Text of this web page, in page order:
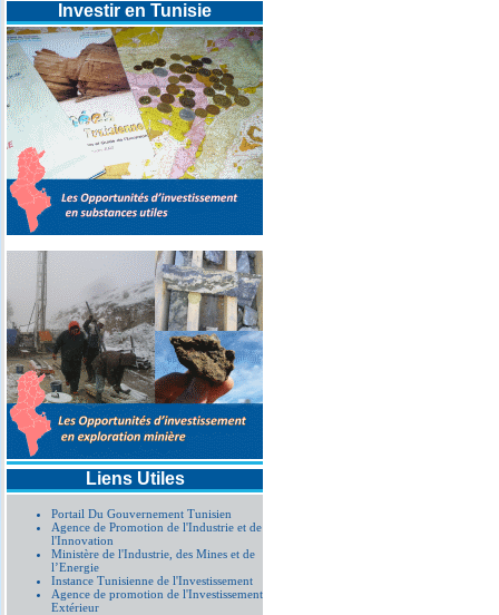
Investir en Tunisie
Liens Utiles
Portail Du Gouvernement Tunisien
Agence de Promotion de l'Industrie et de
l'Innovation
Ministère de l'Industrie, des Mines et de
l’Energie
Instance Tunisienne de l'Investissement
Agence de promotion de l'Investissement
Extérieur